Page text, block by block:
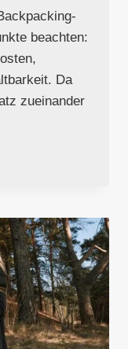
beachten:
Da
zueinander